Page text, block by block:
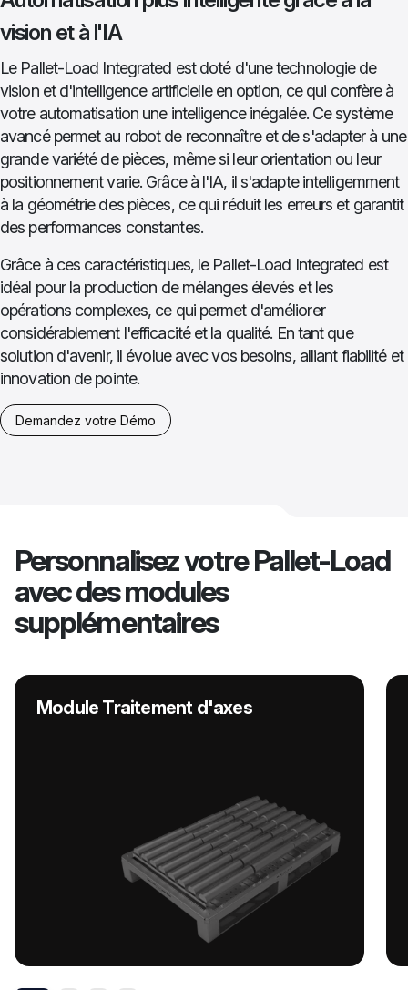
vision et à l'IA
Le Pallet-Load Integrated est doté d'une technologie de
vision et d'intelligence artificielle en option, ce qui confère à
votre automatisation une intelligence inégalée. Ce système
avancé permet au robot de reconnaître et de s'adapter à une
grande variété de pièces, même si leur orientation ou leur
positionnement varie. Grâce à l'IA, il s'adapte intelligemment
à la géométrie des pièces, ce qui réduit les erreurs et garantit
des performances constantes.
Grâce à ces caractéristiques, le Pallet-Load Integrated est
idéal pour la production de mélanges élevés et les
opérations complexes, ce qui permet d'améliorer
considérablement l'efficacité et la qualité. En tant que
solution d'avenir, il évolue avec vos besoins, alliant fiabilité et
innovation de pointe.
Demandez votre Démo
Personnalisez votre Pallet-Load
avec des modules
supplémentaires
Module Traitement d'axes